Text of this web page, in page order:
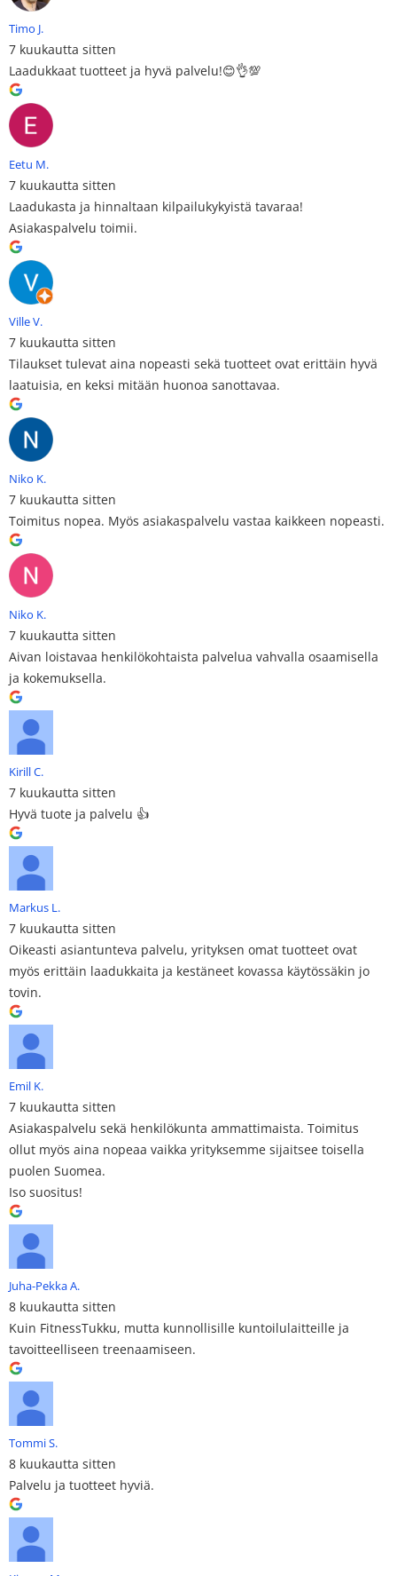
Timo J.
7 kuukautta sitten
Laadukkaat tuotteet ja hyvä palvelu!😊👌💯
Eetu M.
7 kuukautta sitten
Laadukasta ja hinnaltaan kilpailukykyistä tavaraa!
Asiakaspalvelu toimii.
Ville V.
7 kuukautta sitten
Tilaukset tulevat aina nopeasti sekä tuotteet ovat erittäin hyvä
laatuisia, en keksi mitään huonoa sanottavaa.
Niko K.
7 kuukautta sitten
Toimitus nopea. Myös asiakaspalvelu vastaa kaikkeen nopeasti.
Niko K.
7 kuukautta sitten
Aivan loistavaa henkilökohtaista palvelua vahvalla osaamisella
ja kokemuksella.
Kirill C.
7 kuukautta sitten
Hyvä tuote ja palvelu 👍
Markus L.
7 kuukautta sitten
Oikeasti asiantunteva palvelu, yrityksen omat tuotteet ovat
myös erittäin laadukkaita ja kestäneet kovassa käytössäkin jo
tovin.
Emil K.
7 kuukautta sitten
Asiakaspalvelu sekä henkilökunta ammattimaista. Toimitus
ollut myös aina nopeaa vaikka yrityksemme sijaitsee toisella
puolen Suomea.
Iso suositus!
Juha-Pekka A.
8 kuukautta sitten
Kuin FitnessTukku, mutta kunnollisille kuntoilulaitteille ja
tavoitteelliseen treenaamiseen.
Tommi S.
8 kuukautta sitten
Palvelu ja tuotteet hyviä.